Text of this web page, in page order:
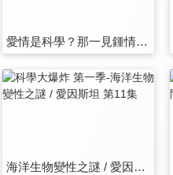
愛情是科學？那一見鍾情科學嗎？ 第5集
海洋生物變性之謎 / 愛因斯坦 第11集